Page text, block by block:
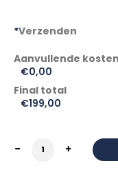
*Verzenden
€0,00
Final total
€199,00
PIAGGIO ALARM